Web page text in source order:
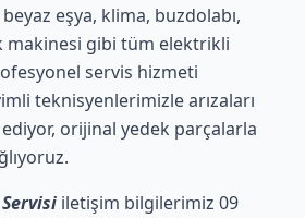
eşya, klima, buzdolabı,
makinesi gibi tüm elektrikli
servis hizmeti
teknisyenlerimizle arızaları
orijinal yedek parçalarla
iletişim bilgilerimiz 09